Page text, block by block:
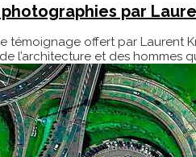
photographies par
témoignage offert par Laurent
l’architecture et des hommes